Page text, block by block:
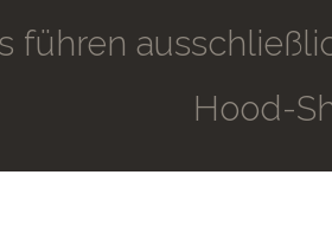
führen
Hood-